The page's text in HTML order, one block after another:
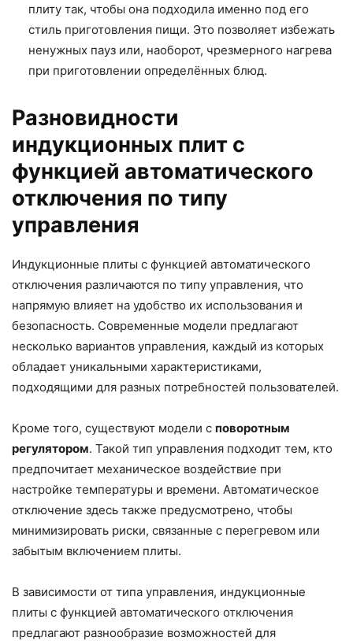
плиту так, чтобы она подходила именно под его
стиль приготовления пищи. Это позволяет избежать
ненужных пауз или, наоборот, чрезмерного нагрева
при приготовлении определённых блюд.
Разновидности
индукционных плит с
функцией автоматического
отключения по типу
управления
Индукционные плиты с функцией автоматического
отключения различаются по типу управления, что
напрямую влияет на удобство их использования и
безопасность. Современные модели предлагают
несколько вариантов управления, каждый из которых
обладает уникальными характеристиками,
подходящими для разных потребностей пользователей.
Кроме того, существуют модели с поворотным
регулятором. Такой тип управления подходит тем, кто
предпочитает механическое воздействие при
настройке температуры и времени. Автоматическое
отключение здесь также предусмотрено, чтобы
минимизировать риски, связанные с перегревом или
забытым включением плиты.
В зависимости от типа управления, индукционные
плиты с функцией автоматического отключения
предлагают разнообразие возможностей для